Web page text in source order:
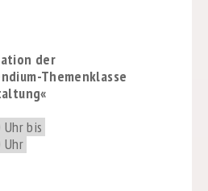
der
Themenklasse
bis
Uhr